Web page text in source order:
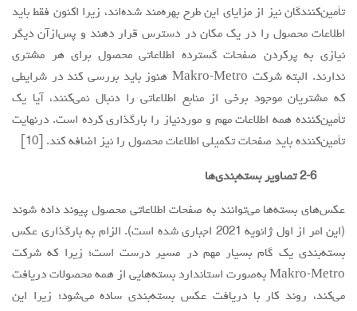
تأمین‌کنندگان نیز از مزایای این طرح بهره‌مند شده‌اند، زیرا اکنون فقط باید
اطلاعات محصول را در یک مکان در دسترس قرار دهند و پس‌ازآن دیگر
نیازی به پرکردن صفحات گسترده اطلاعاتی محصول برای هر مشتری
ندارند. البته شرکت Makro-Metro هنوز باید بررسی کند در شرایطی
که مشتریان موجود برخی از منابع اطلاعاتی را دنبال نمی‌کنند، آیا یک
تأمین‌کننده همه اطلاعات مهم و موردنیاز را بارگذاری کرده است. درنهایت
تأمین‌کننده باید صفحات تکمیلی اطلاعات محصول را نیز اضافه کند. [10]
2-6 تصاویر بسته‌بندی‌ها
عکس‌های بسته‌ها می‌توانند به صفحات اطلاعاتی محصول پیوند داده شوند
(این امر از اول ژانویه 2021 اجباری شده است). الزام به بارگذاری عکس
بسته‌بندی یک گام بسیار مهم در مسیر درست است؛ زیرا که شرکت
Makro-Metro به‌صورت استاندارد بسته‌هایی از همه محصولات دریافت
می‌کند، روند کار با دریافت عکس بسته‌بندی ساده می‌شود؛ زیرا این